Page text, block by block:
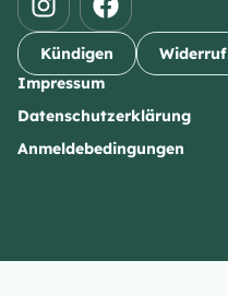
Kündigen
Widerruf
Impressum
Datenschutzerklärung
Anmeldebedingungen